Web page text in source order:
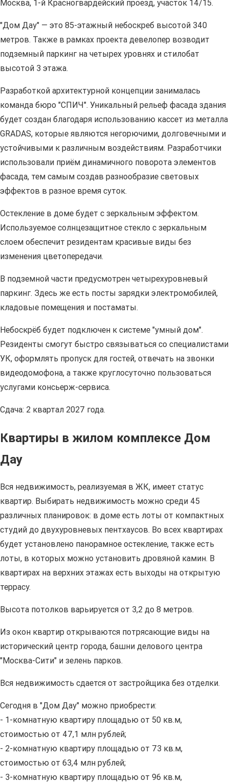
Москва, 1-й Красногвардейский проезд, участок 14/15.
"Дом Дау" — это 85-этажный небоскреб высотой 340
метров. Также в рамках проекта девелопер возводит
подземный паркинг на четырех уровнях и стилобат
высотой 3 этажа.
Разработкой архитектурной концепции занималась
команда бюро "СПИЧ". Уникальный рельеф фасада здания
будет создан благодаря использованию кассет из металла
GRADAS, которые являются негорючими, долговечными и
устойчивыми к различным воздействиям. Разработчики
использовали приём динамичного поворота элементов
фасада, тем самым создав разнообразие световых
эффектов в разное время суток.
Остекление в доме будет с зеркальным эффектом.
Используемое солнцезащитное стекло с зеркальным
слоем обеспечит резидентам красивые виды без
изменения цветопередачи.
В подземной части предусмотрен четырехуровневый
паркинг. Здесь же есть посты зарядки электромобилей,
кладовые помещения и постаматы.
Небоскрёб будет подключен к системе "умный дом".
Резиденты смогут быстро связываться со специалистами
УК, оформлять пропуск для гостей, отвечать на звонки
видеодомофона, а также круглосуточно пользоваться
услугами консьерж-сервиса.
Сдача: 2 квартал 2027 года.
Квартиры в жилом комплексе Дом
Дау
Вся недвижимость, реализуемая в ЖК, имеет статус
квартир. Выбирать недвижимость можно среди 45
различных планировок: в доме есть лоты от компактных
студий до двухуровневых пентхаусов. Во всех квартирах
будет установлено панорамное остекление, также есть
лоты, в которых можно установить дровяной камин. В
квартирах на верхних этажах есть выходы на открытую
террасу.
Высота потолков варьируется от 3,2 до 8 метров.
Из окон квартир открываются потрясающие виды на
исторический центр города, башни делового центра
"Москва-Сити" и зелень парков.
Вся недвижимость сдается от застройщика без отделки.
Сегодня в "Дом Дау" можно приобрести:
- 1-комнатную квартиру площадью от 50 кв.м,
стоимостью от 47,1 млн рублей;
- 2-комнатную квартиру площадью от 73 кв.м,
стоимостью от 63,4 млн рублей;
- 3-комнатную квартиру площадью от 96 кв.м,